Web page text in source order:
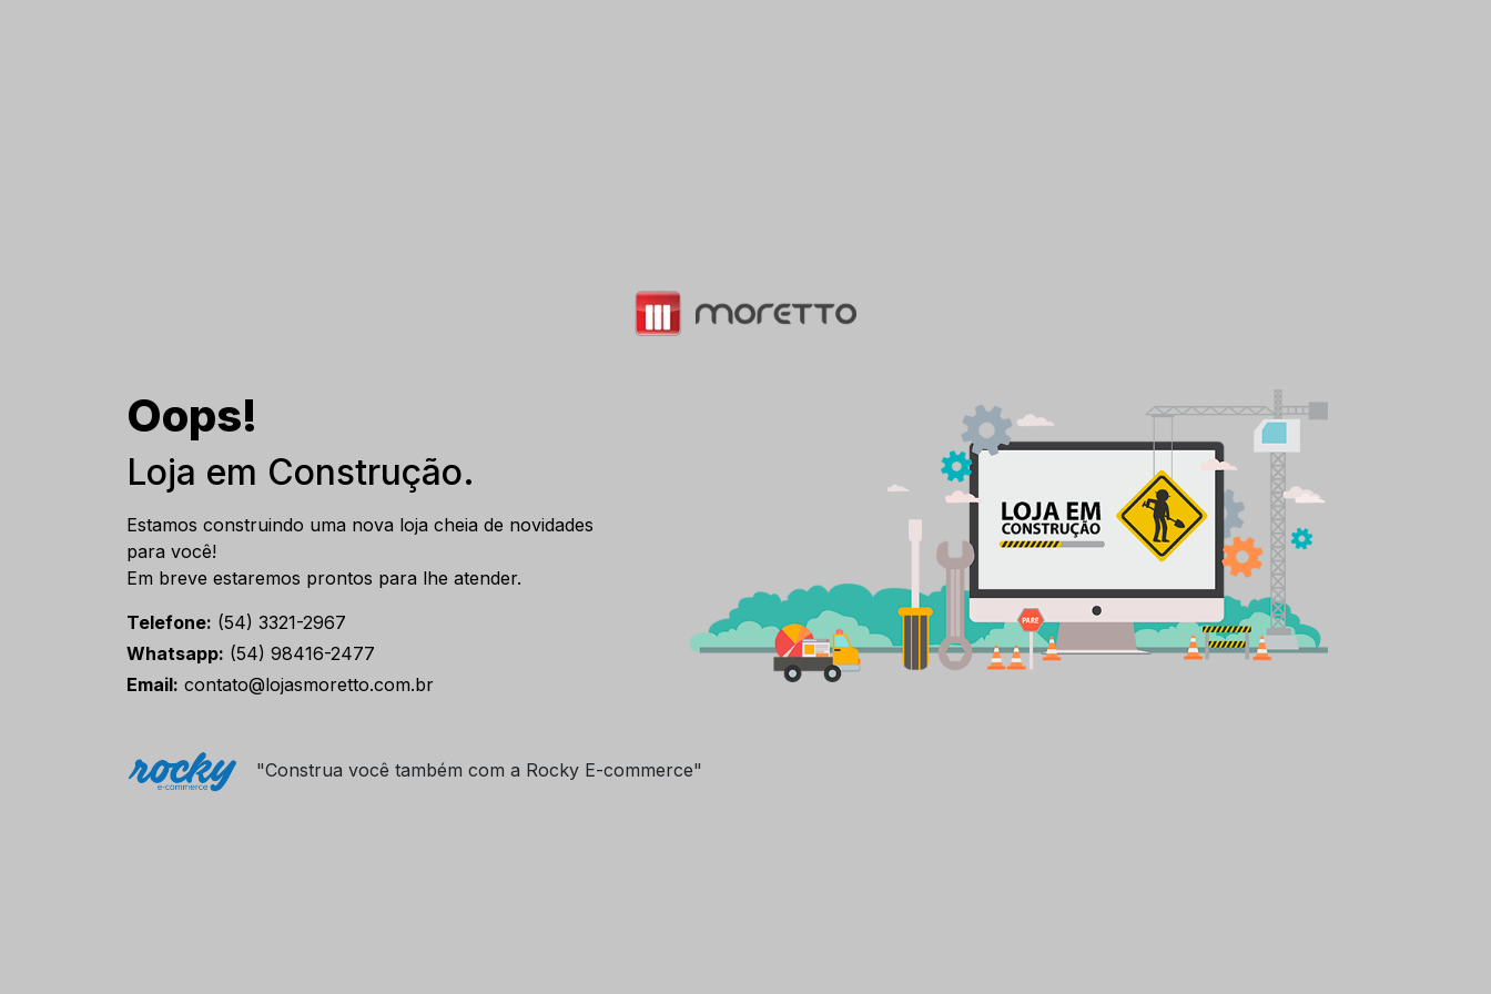
Oops!
Loja em Construção.
Estamos construindo uma nova loja cheia de novidades
para você!
Em breve estaremos prontos para lhe atender.
Telefone: (54) 3321-2967
Whatsapp: (54) 98416-2477
Email: contato@lojasmoretto.com.br
"Construa você também com a Rocky E-commerce"